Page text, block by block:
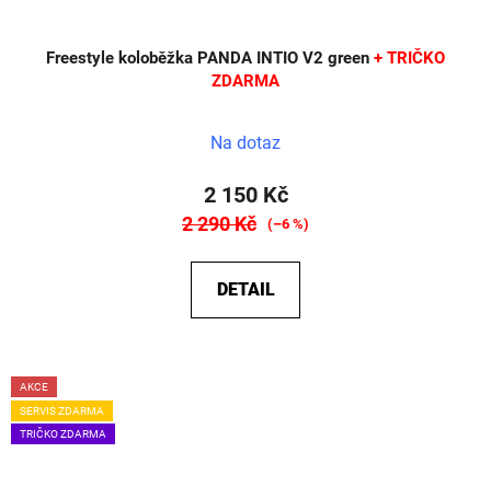
Freestyle koloběžka PANDA INTIO V2 green + TRIČKO
ZDARMA
Na dotaz
2 150 Kč
2 290 Kč (–6 %)
DETAIL
AKCE
SERVIS ZDARMA
TRIČKO ZDARMA